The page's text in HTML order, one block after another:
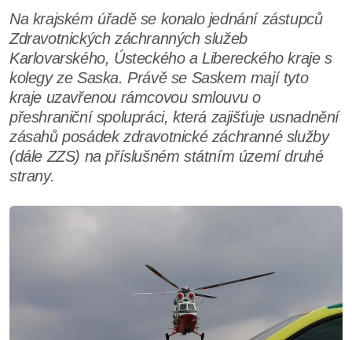
Na krajském úřadě se konalo jednání zástupců
Zdravotnických záchranných služeb
Karlovarského, Ústeckého a Libereckého kraje s
kolegy ze Saska. Právě se Saskem mají tyto
kraje uzavřenou rámcovou smlouvu o
přeshraniční spolupráci, která zajišťuje usnadnění
zásahů posádek zdravotnické záchranné služby
(dále ZZS) na příslušném státním území druhé
strany.